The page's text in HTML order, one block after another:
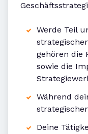
Werde Teil
gehören die
sowie die
Während
Deine